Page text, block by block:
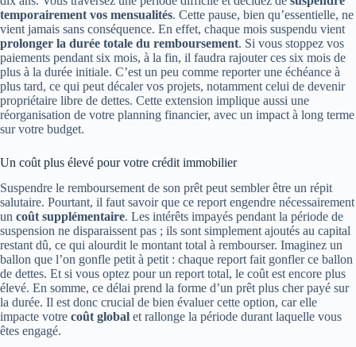
temporairement vos mensualités. Cette pause, bien qu’essentielle, ne
vient jamais sans conséquence. En effet, chaque mois suspendu vient
prolonger la durée totale du remboursement. Si vous stoppez vos
paiements pendant six mois, à la fin, il faudra rajouter ces six mois de
plus à la durée initiale. C’est un peu comme reporter une échéance à
plus tard, ce qui peut décaler vos projets, notamment celui de devenir
propriétaire libre de dettes. Cette extension implique aussi une
réorganisation de votre planning financier, avec un impact à long terme
sur votre budget.
Un coût plus élevé pour votre crédit immobilier
Suspendre le remboursement de son prêt peut sembler être un répit
salutaire. Pourtant, il faut savoir que ce report engendre nécessairement
un coût supplémentaire. Les intérêts impayés pendant la période de
suspension ne disparaissent pas ; ils sont simplement ajoutés au capital
restant dû, ce qui alourdit le montant total à rembourser. Imaginez un
ballon que l’on gonfle petit à petit : chaque report fait gonfler ce ballon
de dettes. Et si vous optez pour un report total, le coût est encore plus
élevé. En somme, ce délai prend la forme d’un prêt plus cher payé sur
la durée. Il est donc crucial de bien évaluer cette option, car elle
impacte votre coût global et rallonge la période durant laquelle vous
êtes engagé.